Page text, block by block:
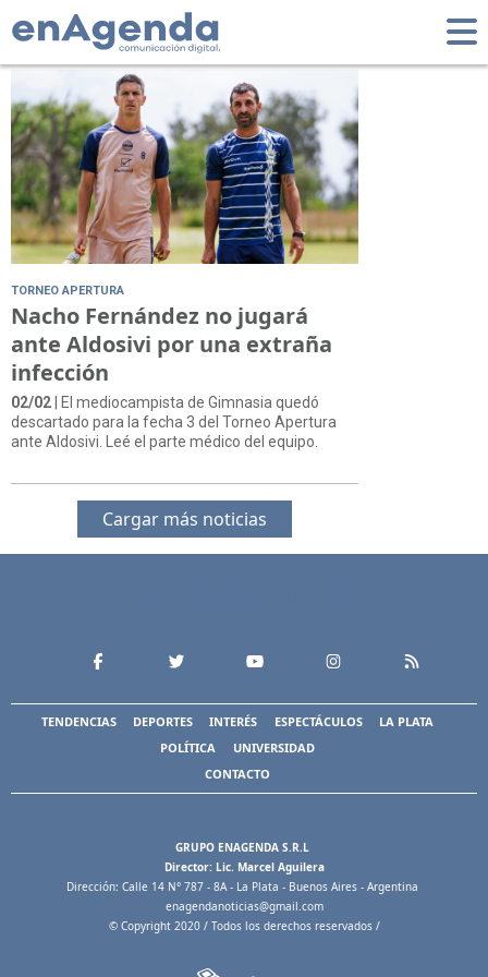
Tag: Bursitis
TORNEO APERTURA
Nacho Fernández no jugará
ante Aldosivi por una extraña
infección
02/02 | El mediocampista de Gimnasia quedó
descartado para la fecha 3 del Torneo Apertura
ante Aldosivi. Leé el parte médico del equipo.
Cargar más noticias
TENDENCIAS DEPORTES INTERÉS ESPECTÁCULOS
LA PLATA
POLÍTICA
UNIVERSIDAD
CONTACTO
GRUPO ENAGENDA S.R.L
Director: Lic. Marcel Aguilera
Dirección: Calle 14 N° 787 - 8A - La Plata - Buenos Aires - Argentina
enagendanoticias@gmail.com
© Copyright 2020 / Todos los derechos reservados /